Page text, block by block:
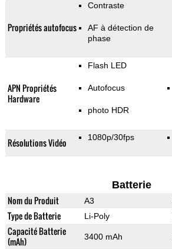
Propriétés autofocus
Contraste
AF à détection de
phase
APN Propriétés
Hardware
Flash LED
Autofocus
photo HDR
Résolutions Vidéo 1080p/30fps
Batterie
Nom du Produit A3
Type de Batterie Li-Poly
Capacité Batterie
(mAh)
3400 mAh